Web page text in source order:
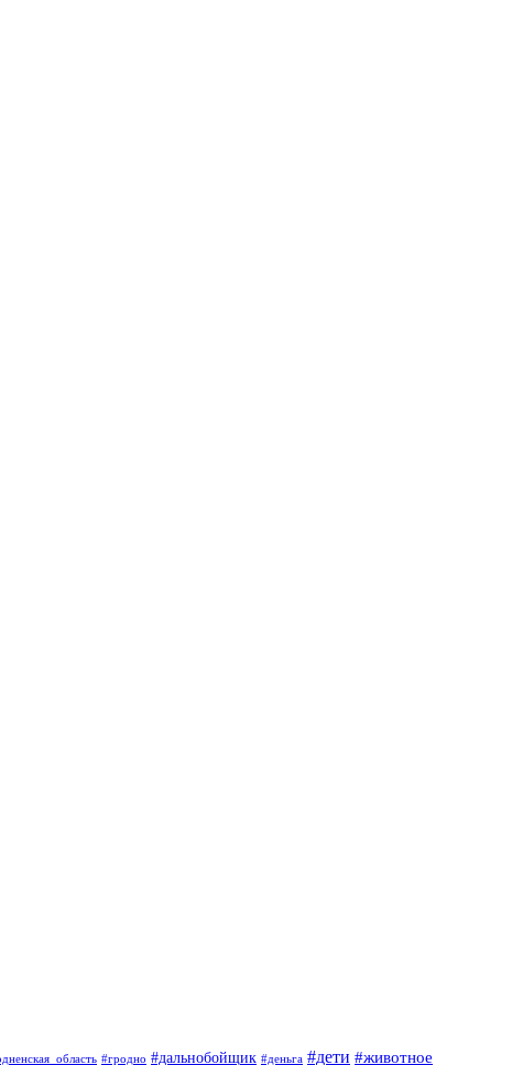
#гродно #дальнобойщик #деньга #дети #животное